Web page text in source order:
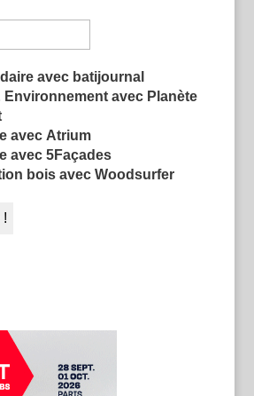
avec batijournal
Environnement avec Planète
avec Atrium
avec 5Façades
bois avec Woodsurfer